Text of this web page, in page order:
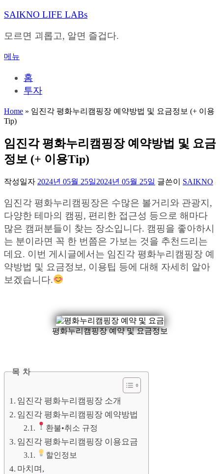
내
으
바
SAIKNO LIFE LABs
모르면 괴롭고, 알면 즐겁다.
메뉴
홈
투자
Home » 임진각 평화누리캠핑장 예약방법 및 요금정보 (+ 이용
Tip)
임진각 평화누리캠핑장 예약방법 및 요금
정보 (+ 이용Tip)
작성일자 2024년 05월 25일2024년 05월 25일 글쓴이 SAIKNO
임진각 평화누리캠핑장은 수많은 볼거리와 관광지,
다양한 테마의 캠핑, 편리한 접근성 등으로 해마다
많은 캠퍼분들이 찾는 장소입니다. 캠핑을 좋아하시
는 분이라면 꼭 한 번쯤은 가보는 것을 추천드리는
데요. 이번 게시글에서는 임진각 평화누리캠핑장 예
약방법 및 요금정보, 이용팁 등에 대해 자세히 알아
보겠습니다.
평화누리캠핑장 예약 및 요금정보
목 차
임진각 평화누리캠핑장 소개
임진각 평화누리캠핑장 예약방법
환불•취소 규정
임진각 평화누리캠핑장 이용요금
할인정보
마치며,